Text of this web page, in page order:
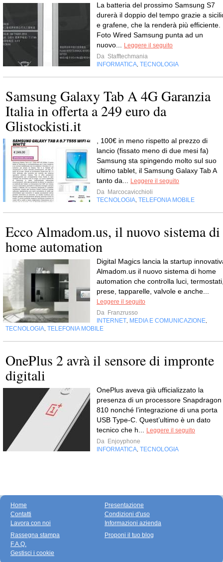
La batteria del prossimo Samsung S7
durerà il doppio del tempo grazie a
e grafene, che la renderà più efficiente.
Foto Wired Samsung punta ad un
nuovo...
Leggere il seguito
Da Stafftechmania
INFORMATICA TECNOLOGIA
Samsung Galaxy Tab A 4G Garanzia
Italia in offerta a 249 euro da
Glistockisti.it
, 100€ in meno rispetto al prezzo di
lancio (fissato meno di due mesi fa)
Samsung sta spingendo molto sul suo
ultimo tablet, il Samsung Galaxy Tab A
tanto da...
Leggere il seguito
Da Marcocavicchioli
TECNOLOGIA TELEFONIA MOBILE
Ecco Almadom.us, il nuovo sistema di
home automation
Digital Magics lancia la startup
Almadom.us il nuovo sistema di home
automation che controlla luci,
prese, tapparelle, valvole e anche...
Leggere il seguito
Da Franzrusso
INTERNET MEDIA E COMUNICAZIONE
TECNOLOGIA TELEFONIA MOBILE
OnePlus 2 avrà il sensore di impronte
digitali
OnePlus aveva già ufficializzato la
presenza di un processore Snapdragon
810 nonché l’integrazione di una porta
USB Type-C. Quest’ultimo è un dato
tecnico che h...
Leggere il seguito
Da Enjoyphone
INFORMATICA TECNOLOGIA
Home
Contatti
Lavora con noi
Presentazione
Condizioni d'uso
Informazioni azienda
Rassegna stampa
F.A.Q.
Gestisci i cookie
Proponi il tuo blog